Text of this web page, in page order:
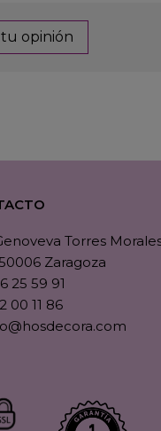
opinión
Torres
Zaragoza
25 59 91
00 11 86